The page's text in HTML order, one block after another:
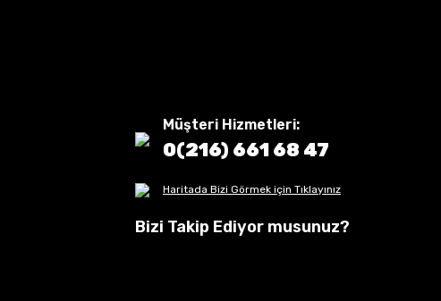
Müşteri Hizmetleri:
0(216) 661 68 47
Haritada Bizi Görmek için Tıklayınız
Bizi Takip Ediyor musunuz?